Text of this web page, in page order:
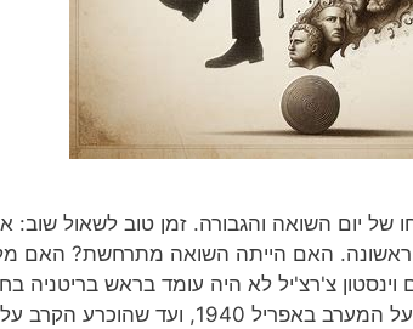
של יום השואה והגבורה. זמן טוב לשאול שוב:
האם הייתה השואה מתרחשת? האם
וינסטון צ'רצ'יל לא היה עומד בראש בריטניה